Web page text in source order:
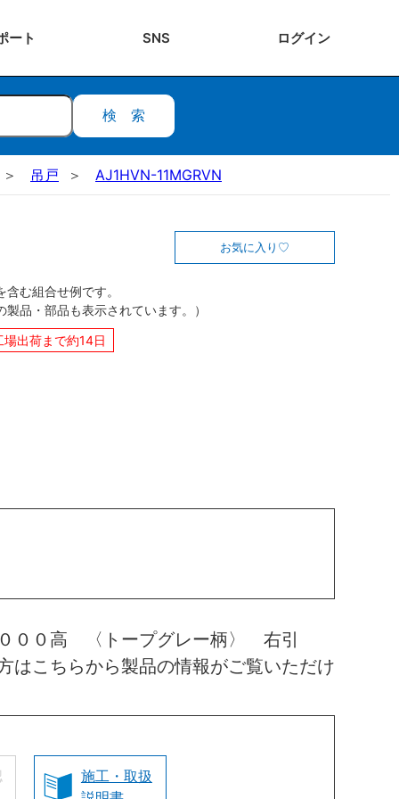
ート SNS ログイン
検索
吊戸 AJ1HVN-11MGRVN
お気に入り
む組合せ例です。
製品・部品も表示されています。）
場出荷まで約14日
００高 〈トープグレー柄〉 右引
こちらから製品の情報がご覧いただけ
施工・取扱